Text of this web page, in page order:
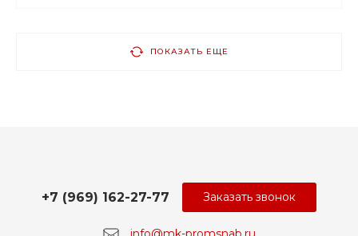
ПОКАЗАТЬ ЕЩЕ
+7 (969) 162-27-77 Заказать звонок